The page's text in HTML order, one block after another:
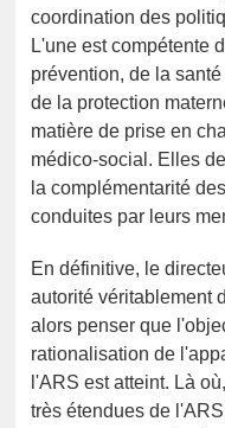
coordination des
L'une est compétente
prévention, de la
de la protection
matière de prise en
médico-social. Elles
la complémentarité
conduites par leurs
En définitive, le
autorité véritablement
alors penser que
rationalisation de
l'ARS est atteint. Là
très étendues de